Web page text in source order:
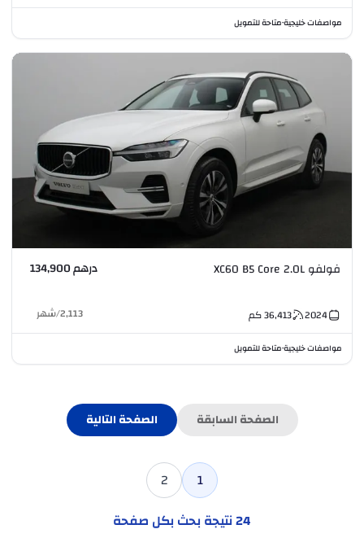
مواصفات خليجية•متاحة للتمويل
فولفو XC60 B5 Core 2.0L درهم 134,900
2024
36,413كم 2,113
/شهر
مواصفات خليجية•متاحة للتمويل
الصفحة السابقة الصفحة التالية
1
2
24نتيجة بحث بكل صفحة